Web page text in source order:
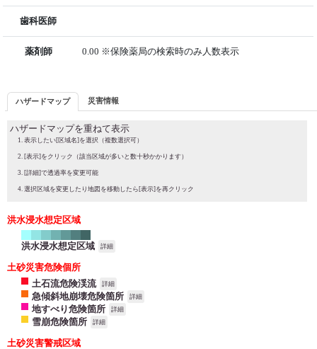
歯科医師
薬剤師 0.00 ※保険薬局の検索時のみ人数表示
ハザードマップ 災害情報
ハザードマップを重ねて表示
表示したい[区域名]を選択（複数選択可）
[表示]をクリック（該当区域が多いと数十秒かかります）
[詳細]で透過率を変更可能
選択区域を変更したり地図を移動したら[表示]を再クリック
洪水浸水想定区域
洪水浸水想定区域 詳細
土砂災害危険個所
土石流危険渓流
詳細
急傾斜地崩壊危険箇所 詳細
地すべり危険箇所 詳細
雪崩危険箇所 詳細
土砂災害警戒区域